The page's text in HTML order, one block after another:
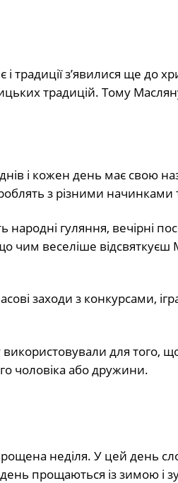
традиції з’явилися ще до
традицій. Тому
і кожен день має свою
з різними
народні гуляння, вечірні
чим веселіше
заходи з конкурсами,
для того,
чоловіка або дружини.
неділя. У цей день
прощаються із зимою і